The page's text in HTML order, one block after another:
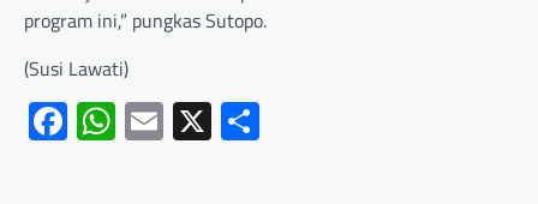
program ini,” pungkas Sutopo.
(Susi Lawati)
Facebook
WhatsApp
Email
X